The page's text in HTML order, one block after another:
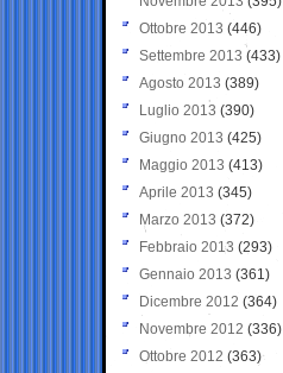
Ottobre 2013 (446)
Settembre 2013 (433)
Agosto 2013 (389)
Luglio 2013 (390)
Giugno 2013 (425)
Maggio 2013 (413)
Aprile 2013 (345)
Marzo 2013 (372)
Febbraio 2013 (293)
Gennaio 2013 (361)
Dicembre 2012 (364)
Novembre 2012 (336)
Ottobre 2012 (363)